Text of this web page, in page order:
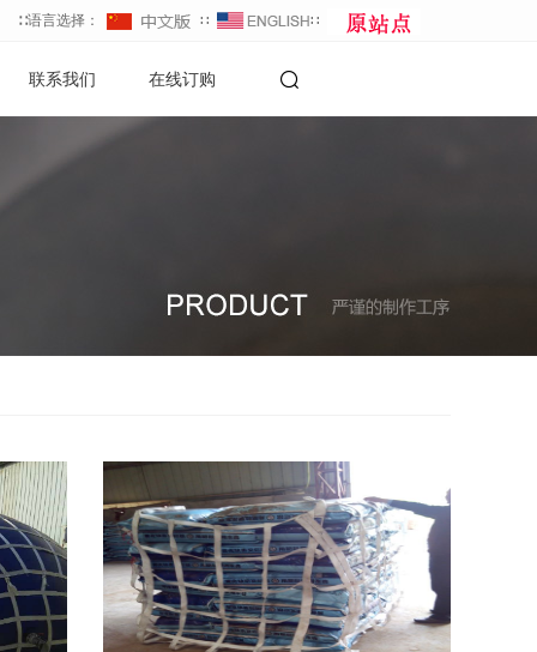
∷语言选择： ∷ ∷
联系我们 在线订购